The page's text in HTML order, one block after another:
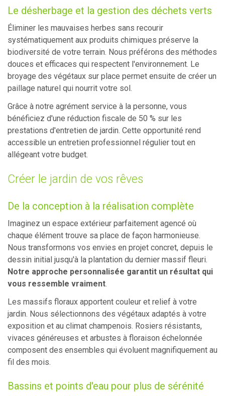
Le désherbage et la gestion des déchets verts
Éliminer les mauvaises herbes sans recourir
systématiquement aux produits chimiques préserve la
biodiversité de votre terrain. Nous préférons des méthodes
douces et efficaces qui respectent l'environnement. Le
broyage des végétaux sur place permet ensuite de créer un
paillage naturel qui nourrit votre sol.
Grâce à notre agrément service à la personne, vous
bénéficiez d'une réduction fiscale de 50 % sur les
prestations d'entretien de jardin. Cette opportunité rend
accessible un entretien professionnel régulier tout en
allégeant votre budget.
Créer le jardin de vos rêves
De la conception à la réalisation complète
Imaginez un espace extérieur parfaitement agencé où
chaque élément trouve sa place de façon harmonieuse.
Nous transformons vos envies en projet concret, depuis le
dessin initial jusqu'à la plantation du dernier massif fleuri.
Notre approche personnalisée garantit un résultat qui
vous ressemble vraiment.
Les massifs floraux apportent couleur et relief à votre
jardin. Nous sélectionnons des végétaux adaptés à votre
exposition et au climat champenois. Rosiers résistants,
vivaces généreuses et arbustes à floraison échelonnée
composent des ensembles qui évoluent magnifiquement au
fil des mois.
Bassins et points d'eau pour plus de sérénité